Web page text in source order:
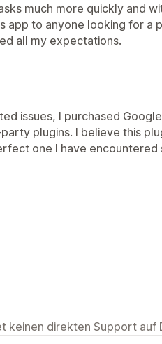
much more quickly and
app to anyone looking for a
all my expectations.
issues, I purchased
plugins. I believe this
one I have encountered
keinen direkten Support auf